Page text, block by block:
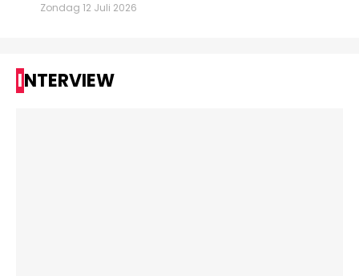
Zondag 12 Juli 2026
INTERVIEW